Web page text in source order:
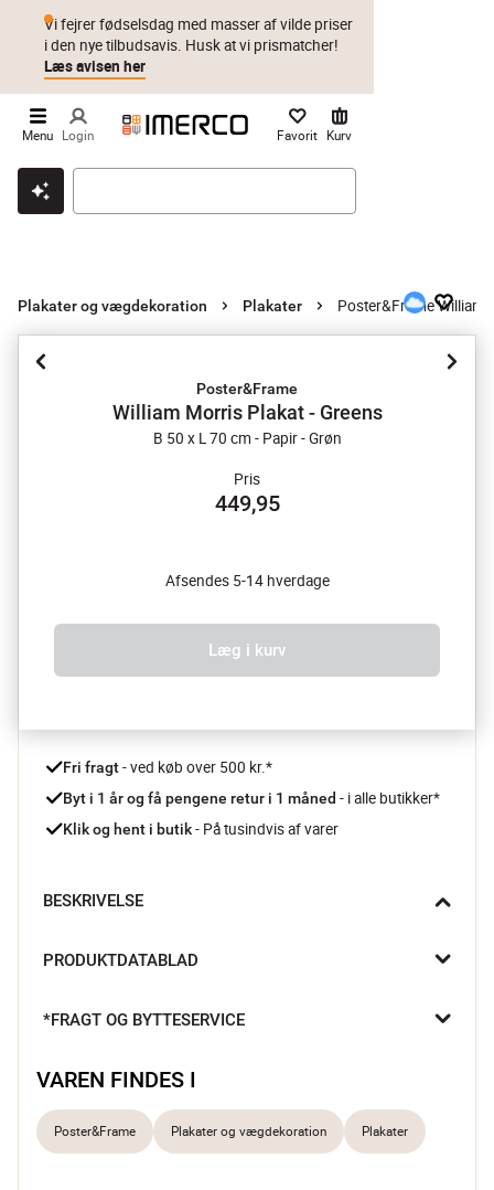
Klik & hent Byt i 1 år Prismatch
Vi fejrer fødselsdag med masser af vilde priser
i den nye tilbudsavis. Husk at vi prismatcher!
Læs avisen her
Menu Login Favorit Kurv
Plakater og vægdekoration Plakater Poster&Frame William
Poster&Frame
William Morris Plakat - Greens
B 50 x L 70 cm - Papir - Grøn
Pris
449,95
Afsendes 5-14 hverdage
Læg i kurv
Fri fragt - ved køb over 500 kr.*
Byt i 1 år og få pengene retur i 1 måned - i alle butikker*
Klik og hent i butik - På tusindvis af varer
BESKRIVELSE
Morris. Plakaterne har et skønt vintage look, og vil give en
Stemningsfuld Udført i høj kvalitet Perfekt gaveide
grundlæggerne på den britiske formgivningsbevægelse Arts
and Crafts. Han er en kendt formgiver af smukke mønstre til
PRODUKTDATABLAD
*FRAGT OG BYTTESERVICE
VAREN FINDES I
Poster&Frame Plakater og vægdekoration Plakater